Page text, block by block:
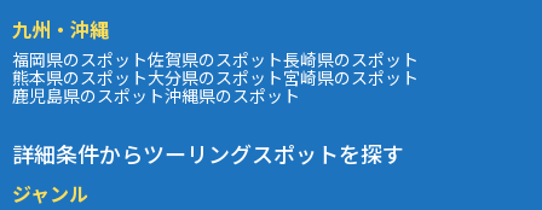
九州・沖縄
福岡県のスポット佐賀県のスポット長崎県のスポット
熊本県のスポット大分県のスポット宮崎県のスポット
鹿児島県のスポット沖縄県のスポット
詳細条件からツーリングスポットを探す
ジャンル